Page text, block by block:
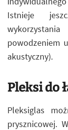
Istnieje
powodzeniem
akustyczny).
Pleksi do
Pleksiglas
prysznicowej.